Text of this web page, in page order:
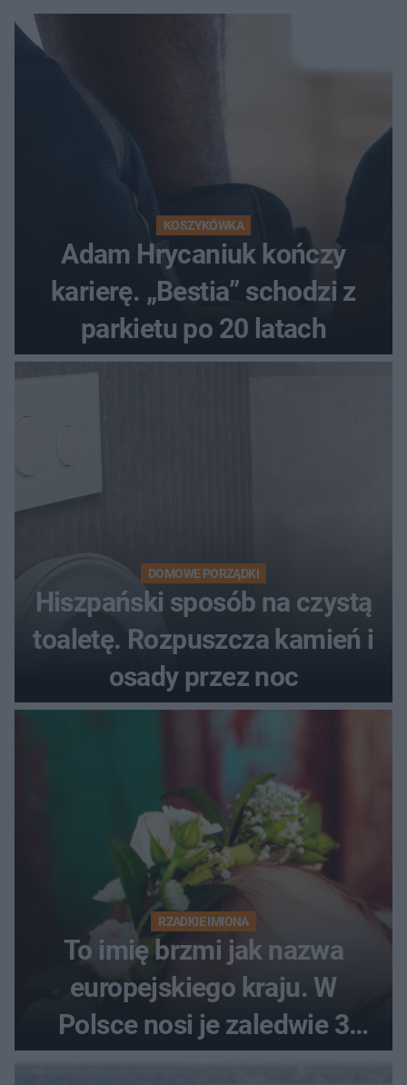
KOSZYKÓWKA
Adam Hrycaniuk kończy
karierę. „Bestia” schodzi z
parkietu po 20 latach
DOMOWE PORZĄDKI
Hiszpański sposób na czystą
toaletę. Rozpuszcza kamień i
osady przez noc
RZADKIE IMIONA
To imię brzmi jak nazwa
europejskiego kraju. W
Polsce nosi je zaledwie 3